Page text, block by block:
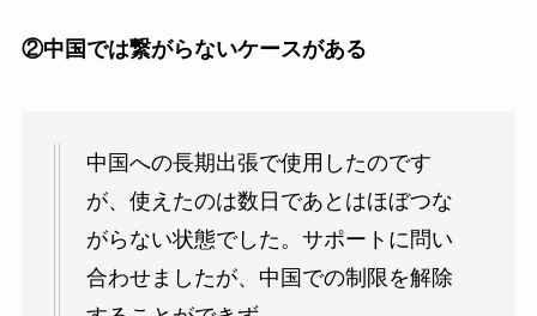
②中国では繋がらないケースがある
中国への長期出張で使用したのです
が、使えたのは数日であとはほぼつな
がらない状態でした。サポートに問い
合わせましたが、中国での制限を解除